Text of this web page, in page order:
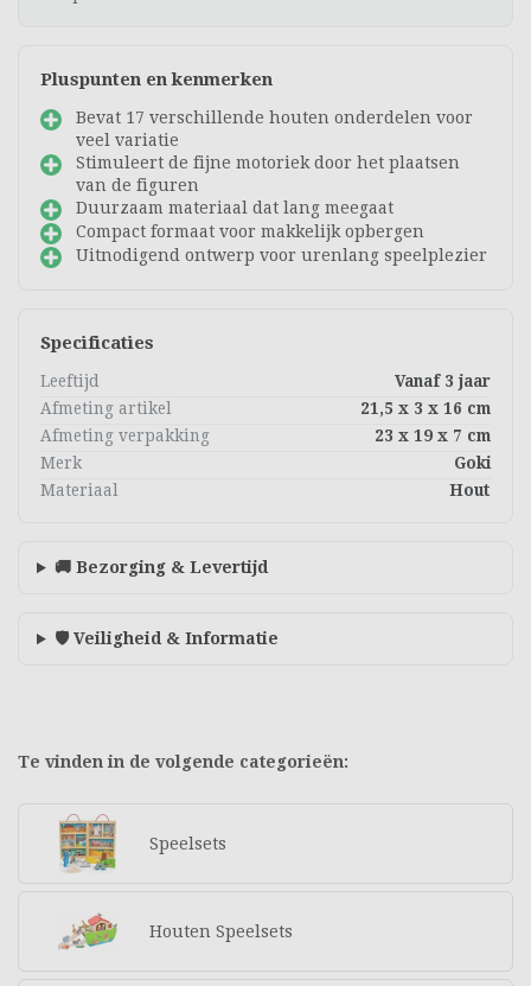
Pluspunten en kenmerken
Bevat 17 verschillende houten onderdelen voor
veel variatie
Stimuleert de fijne motoriek door het plaatsen
van de figuren
Duurzaam materiaal dat lang meegaat
Compact formaat voor makkelijk opbergen
Uitnodigend ontwerp voor urenlang speelplezier
Specificaties
Leeftijd
Vanaf 3 jaar
Afmeting artikel
21,5 x 3 x 16 cm
Afmeting verpakking
23 x 19 x 7 cm
Merk
Goki
Materiaal
Hout
🚚 Bezorging & Levertijd
🛡️ Veiligheid & Informatie
Te vinden in de volgende categorieën:
Speelsets
Houten Speelsets